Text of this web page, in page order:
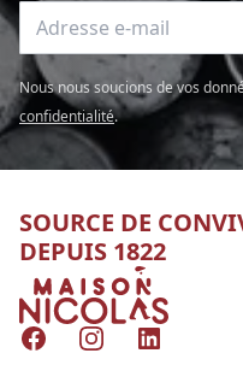
Adresse e-mail
Nous nous soucions de vos
confidentialité.
SOURCE DE
DEPUIS 1822
Nicolas
FacebookInstagramLinkedIn